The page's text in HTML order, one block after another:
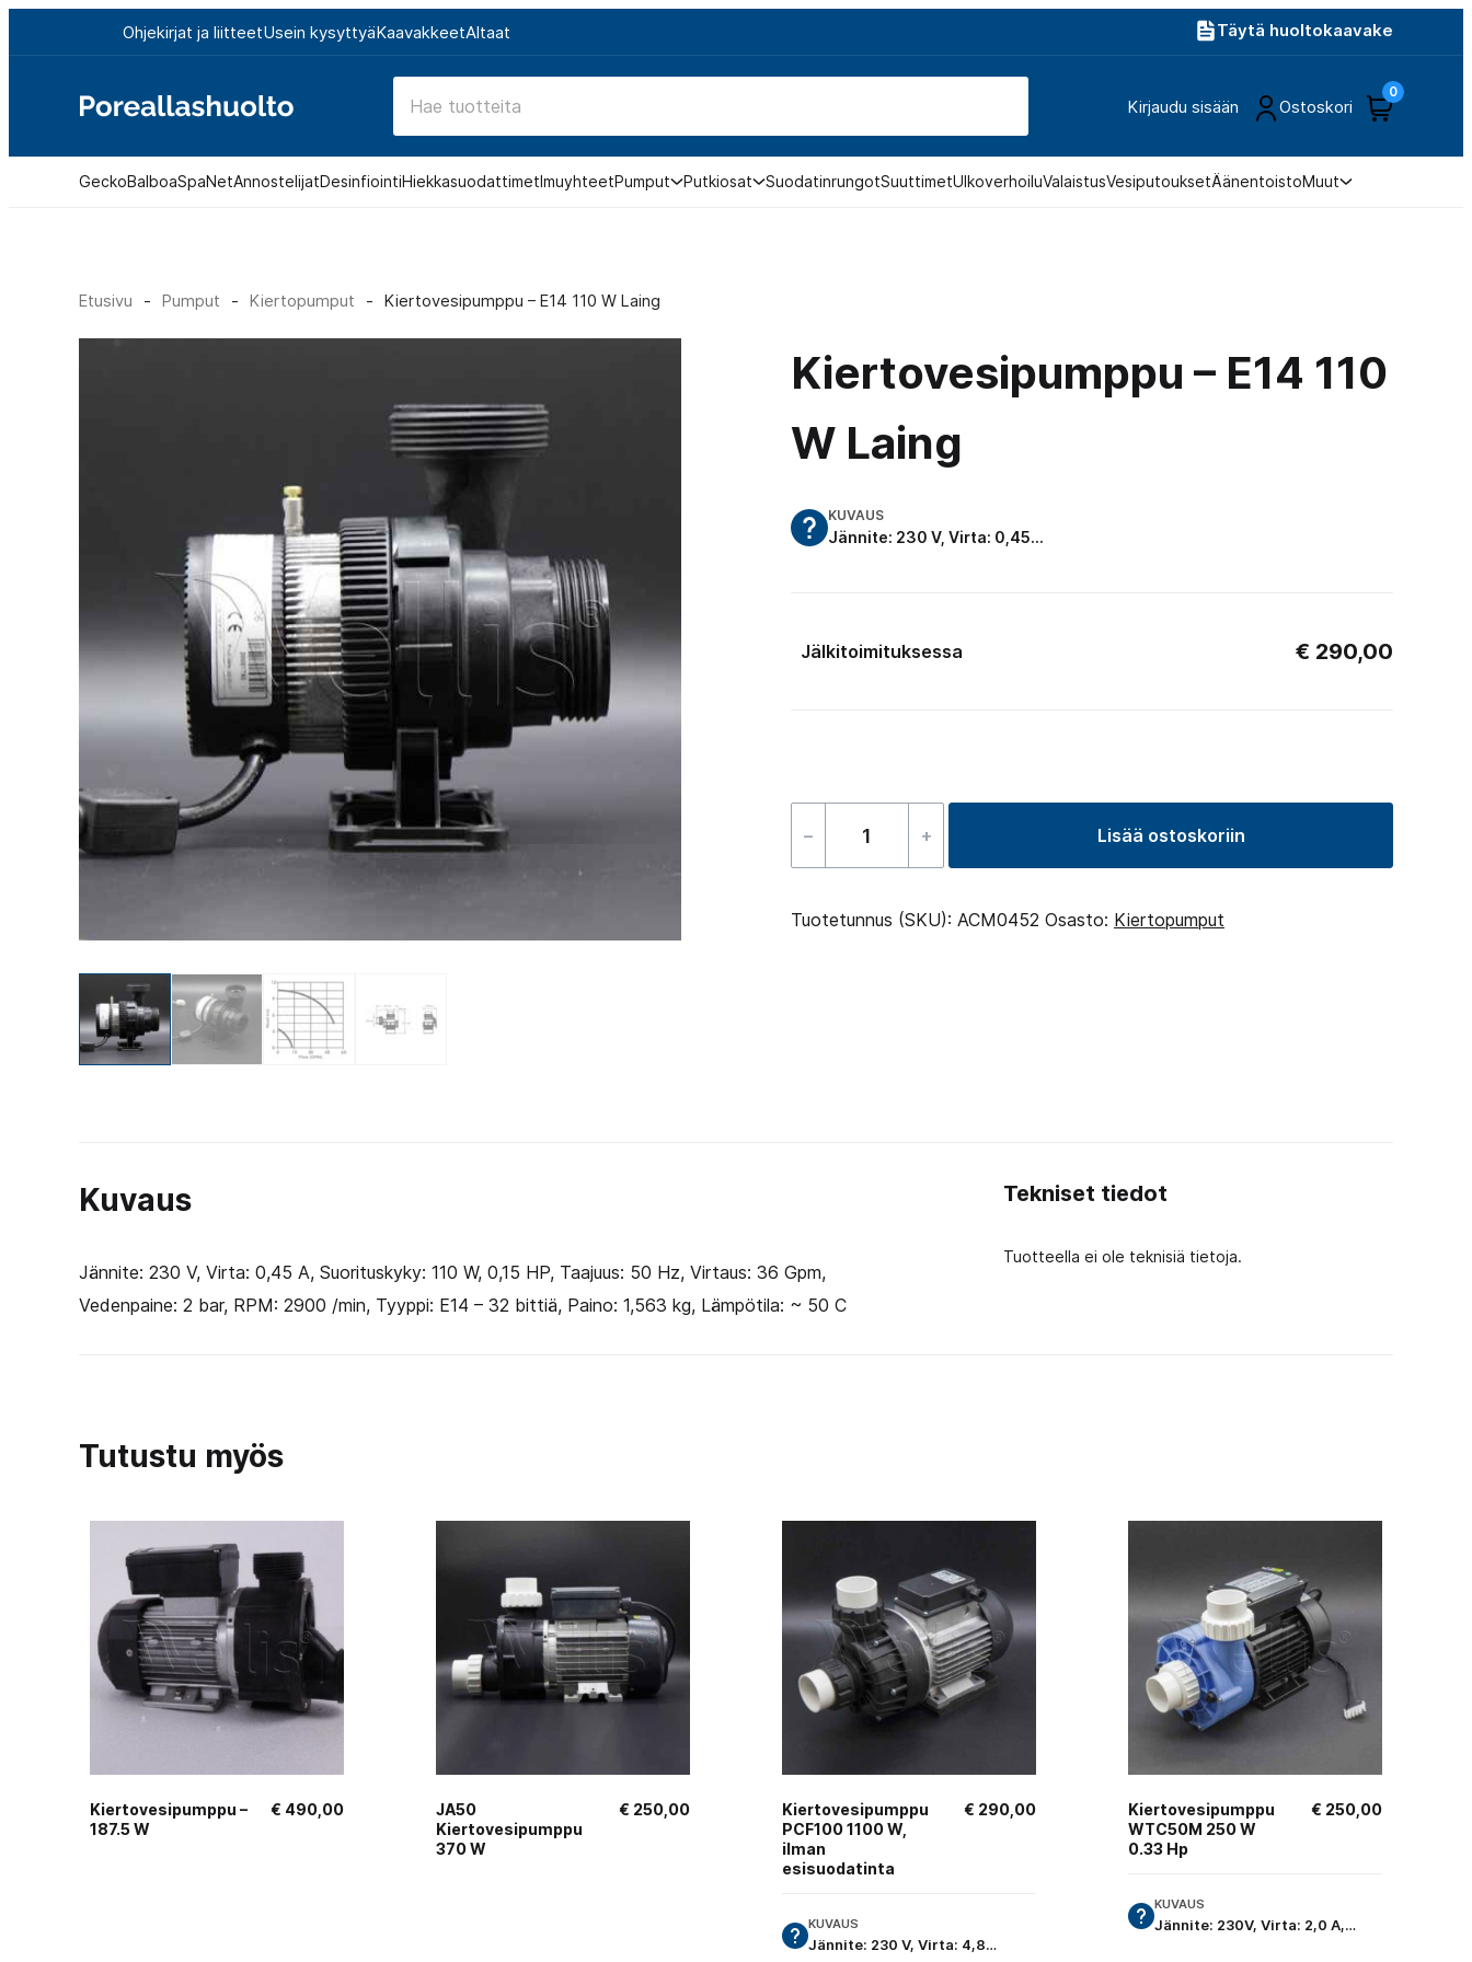
sisältöön
Ohjekirjat ja liitteetUsein kysyttyäKaavakkeetAltaat Täytä huoltokaavake
Poreallashuolto Kirjaudu sisään Ostoskori
0
GeckoBalboaSpaNetAnnostelijatDesinfiointiHiekkasuodattimetImuyhteetPumput Putkiosat SuodatinrungotSuuttimetUlkoverhoiluValaistusVesiputouksetÄänentoistoMuut
Etusivu - Pumput - Kiertopumput - Kiertovesipumppu – E14 110 W Laing
Kiertovesipumppu – E14 110
W Laing
KUVAUS
Jännite: 230 V, Virta: 0,45…
Jälkitoimituksessa € 290,00
–
Kiertovesipumppu
E14
+ Lisää ostoskoriin
Tuotetunnus (SKU): ACM0452 Osasto: Kiertopumput
Kuvaus
Jännite: 230 V, Virta: 0,45 A, Suorituskyky: 110 W, 0,15 HP, Taajuus: 50 Hz, Virtaus: 36 Gpm,
Vedenpaine: 2 bar, RPM: 2900 /min, Tyyppi: E14 – 32 bittiä, Paino: 1,563 kg, Lämpötila: ~ 50 C
Tekniset tiedot
Tuotteella ei ole teknisiä tietoja.
Tutustu myös
Kiertovesipumppu –
187.5 W
€ 490,00
JA50
Kiertovesipumppu
370 W
€ 250,00
Kiertovesipumppu
PCF100 1100 W,
ilman
esisuodatinta
€ 290,00
KUVAUS
Jännite: 230 V, Virta: 4,8…
Kiertovesipumppu
WTC50M 250 W
0.33 Hp
€ 250,00
KUVAUS
Jännite: 230V, Virta: 2,0 A,…